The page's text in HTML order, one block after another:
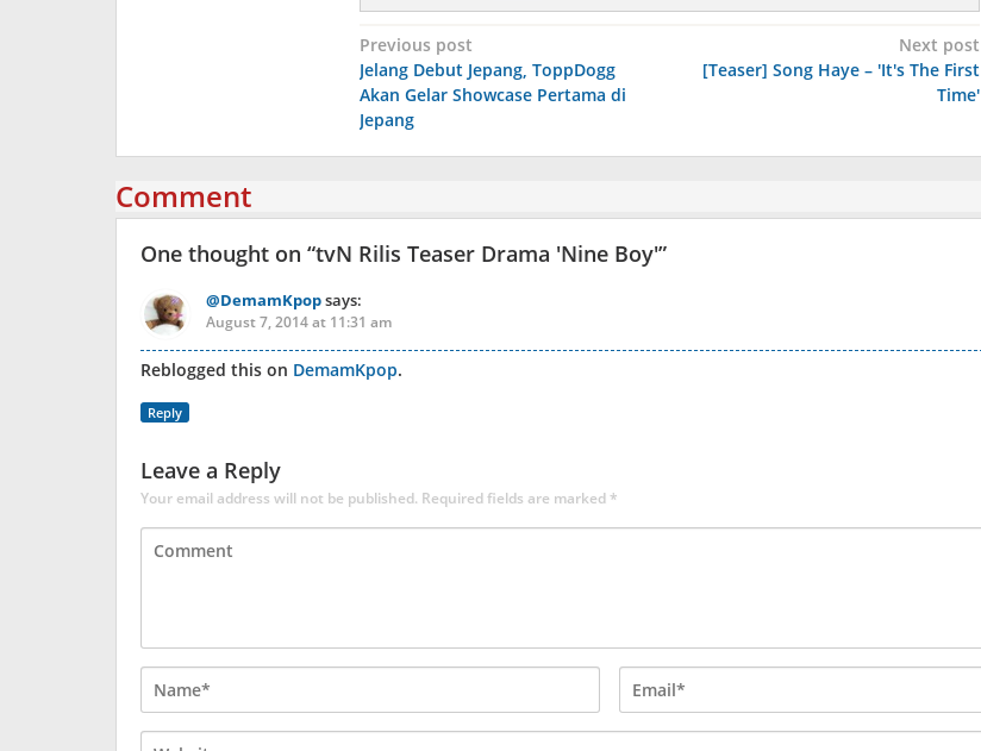
Post
navigation
Previous post
Jelang Debut Jepang, ToppDogg
Akan Gelar Showcase Pertama di
Jepang
Next post
[Teaser] Song Haye – 'It's The First
Time'
Comment
One thought on “tvN Rilis Teaser Drama 'Nine Boy'”
@DemamKpopsays:
August 7, 2014 at 11:31 am
Reblogged this on DemamKpop.
Reply
Leave a Reply
Your email address will not be published. Required fields are marked*